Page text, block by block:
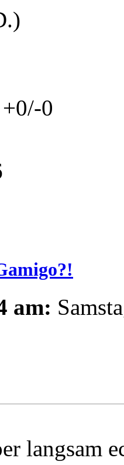
0
am:
langsam